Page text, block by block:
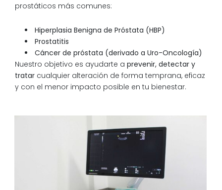
prostáticos más comunes:
Hiperplasia Benigna de Próstata (HBP)
Prostatitis
Cáncer de próstata (derivado a Uro-Oncología)
Nuestro objetivo es ayudarte a prevenir, detectar y
tratar cualquier alteración de forma temprana, eficaz
y con el menor impacto posible en tu bienestar.